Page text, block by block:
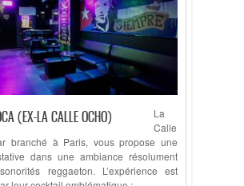
(EX-LA CALLE OCHO)
La
Calle
branché à Paris, vous propose une
dans une ambiance résolument
reggaeton. L’expérience est